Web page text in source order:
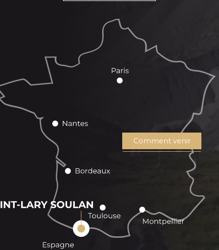
Comment venir